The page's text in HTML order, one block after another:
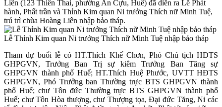
Liên (123 Thiên Thai, phường An Cựu, Huế) đã diễn ra Lễ Phát
hành, Phất trần và Thỉnh Kim quan Ni trưởng Thích nữ Minh Tuệ,
trú trì chùa Hoàng Liên nhập bảo tháp.
Lễ Thỉnh Kim quan Ni trưởng Thích nữ Minh Tuệ nhập bảo tháp
Tham dự buổi lễ có HT.Thích Khế Chơn, Phó Chủ tịch HĐTS
GHPGVN, Trưởng Ban Trị sự kiêm Trưởng Ban Tăng sự
GHPGVN thành phố Huế; HT.Thích Huệ Phước, UVTT HĐTS
GHPGVN, Phó Trưởng ban Thường trực BTS GHPGVN thành
phố Huế; chư Tôn đức Thường trực BTS GHPGVN thành phố
Huế; chư Tôn Hòa thượng, chư Thượng tọa, Đại đức Tăng, Ni các